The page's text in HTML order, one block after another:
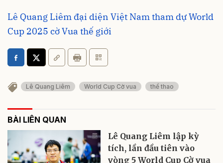
Lê Quang Liêm đại diện Việt Nam tham dự World
Cup 2025 cờ Vua thế giới
Lê Quang Liêm World Cup Cờ vua thể thao
BÀI LIÊN QUAN
Lê Quang Liêm lập kỳ
tích, lần đầu tiên vào
vòng 5 World Cup Cờ vua